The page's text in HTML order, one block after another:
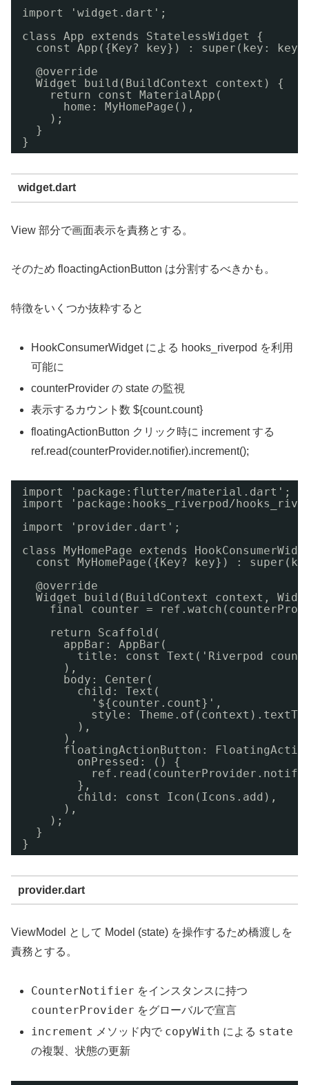
import 'widget.dart';
class App extends StatelessWidget {
const App({Key? key}) : super(key:
@override
Widget build(BuildContext context) {
return const MaterialApp(
home: MyHomePage(),
);
}
}
widget.dart
View 部分で画面表示を責務とする。
そのため floactingActionButton は分割するべきかも。
特徴をいくつか抜粋すると
HookConsumerWidget による hooks_riverpod を利用
可能に
counterProvider の state の監視
表示するカウント数 ${count.count}
floatingActionButton クリック時に increment する
ref.read(counterProvider.notifier).increment();
import 'package:flutter/material.dart';
import 'package:hooks_riverpod/
import 'provider.dart';
class MyHomePage extends
const MyHomePage({Key? key}) :
@override
Widget build(BuildContext context,
final counter =
return Scaffold(
appBar: AppBar(
title: const Text('Riverpod
),
body: Center(
child: Text(
'${counter.count}',
style:
),
),
floatingActionButton:
onPressed: () {
},
child: const Icon(Icons.add),
),
);
}
}
provider.dart
ViewModel として Model (state) を操作するため橋渡しを
責務とする。
CounterNotifier をインスタンスに持つ
counterProvider をグローバルで宣言
increment メソッド内で copyWith による state
の複製、状態の更新